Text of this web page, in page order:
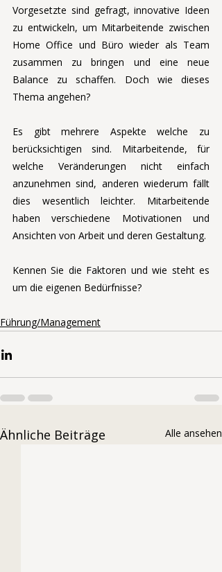
Vorgesetzte sind gefragt, innovative Ideen
zu entwickeln, um Mitarbeitende zwischen
Home Office und Büro wieder als Team
zusammen zu bringen und eine neue
Balance zu schaffen. Doch wie dieses
Thema angehen?
Es gibt mehrere Aspekte welche zu
berücksichtigen sind. Mitarbeitende, für
welche Veränderungen nicht einfach
anzunehmen sind, anderen wiederum fällt
dies wesentlich leichter. Mitarbeitende
haben verschiedene Motivationen und
Ansichten von Arbeit und deren Gestaltung.
Kennen Sie die Faktoren und wie steht es
um die eigenen Bedürfnisse?
Führung/Management
Ähnliche Beiträge Alle ansehen